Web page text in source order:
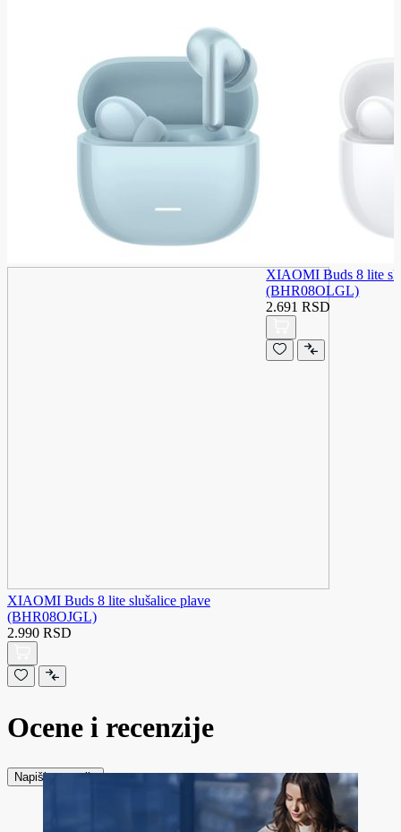
XIAOMI Buds 8 lite slušalice plave
(BHR08OJGL)
2.990 RSD
XIAOMI Buds 8 lite
(BHR08OLGL)
2.691 RSD
Ocene i recenzije
Napiši recenziju